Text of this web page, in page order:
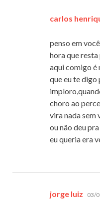
carlos
penso em
hora que
aqui comigo é
que eu te
choro ao
vira nada sem
ou não deu
eu queria era
jorge luiz 03/